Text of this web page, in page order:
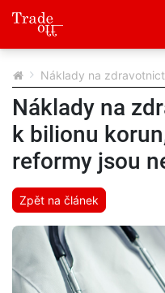
Náklady na
Náklady na
k bilionu
reformy jsou
Zpět na článek